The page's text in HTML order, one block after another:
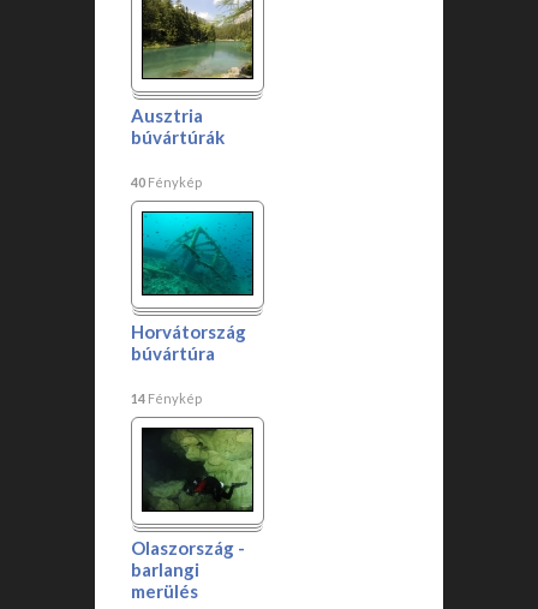
Ausztria
búvártúrák
40 Fénykép
Horvátország
búvártúra
14 Fénykép
Olaszország -
barlangi
merülés